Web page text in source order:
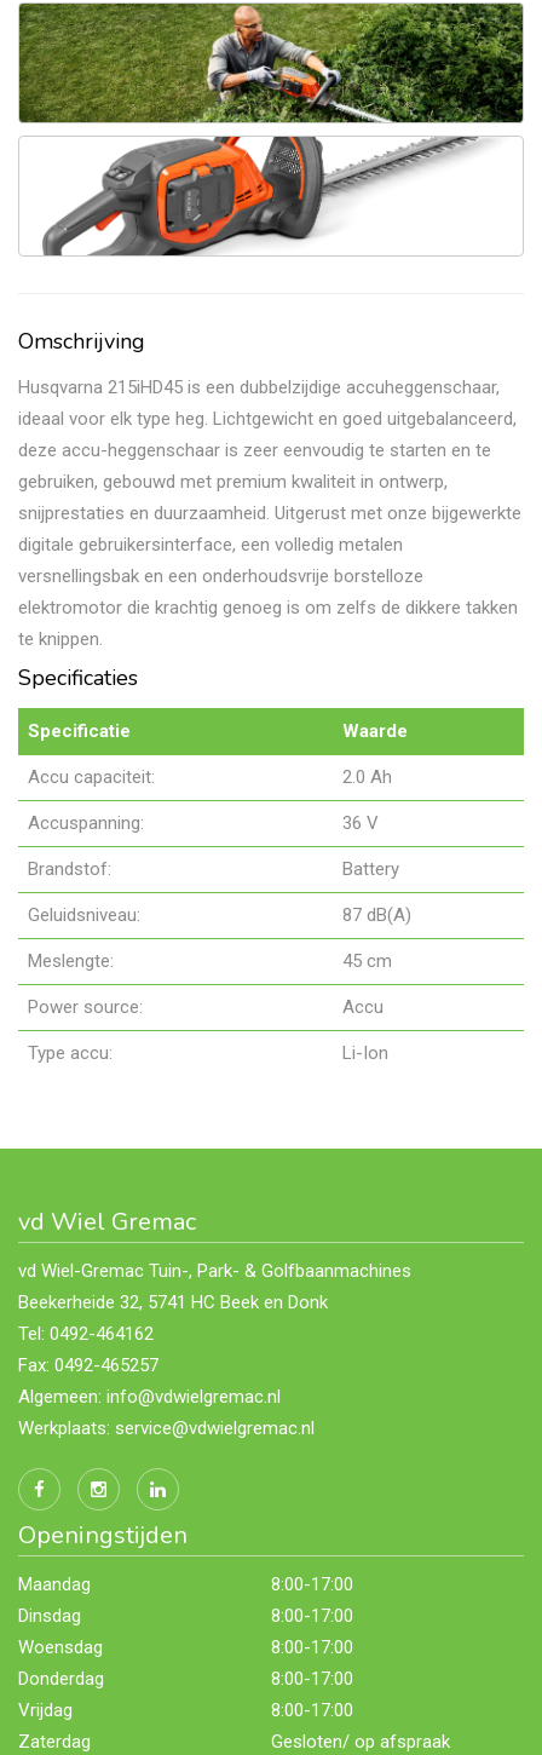
Omschrijving
Husqvarna 215iHD45 is een dubbelzijdige accuheggenschaar,
ideaal voor elk type heg. Lichtgewicht en goed uitgebalanceerd,
deze accu-heggenschaar is zeer eenvoudig te starten en te
gebruiken, gebouwd met premium kwaliteit in ontwerp,
snijprestaties en duurzaamheid. Uitgerust met onze bijgewerkte
digitale gebruikersinterface, een volledig metalen
versnellingsbak en een onderhoudsvrije borstelloze
elektromotor die krachtig genoeg is om zelfs de dikkere takken
te knippen.
Specificaties
Specificatie Waarde
Accu capaciteit: 2.0 Ah
Accuspanning: 36 V
Brandstof: Battery
Geluidsniveau: 87 dB(A)
Meslengte: 45 cm
Power source: Accu
Type accu: Li-Ion
vd Wiel Gremac
vd Wiel-Gremac Tuin-, Park- & Golfbaanmachines
Beekerheide 32, 5741 HC Beek en Donk
Tel: 0492-464162
Fax: 0492-465257
Algemeen: info@vdwielgremac.nl
Werkplaats: service@vdwielgremac.nl
Openingstijden
Maandag
8:00-17:00
Dinsdag
8:00-17:00
Woensdag
8:00-17:00
Donderdag
8:00-17:00
Vrijdag
8:00-17:00
Zaterdag
Gesloten/ op afspraak